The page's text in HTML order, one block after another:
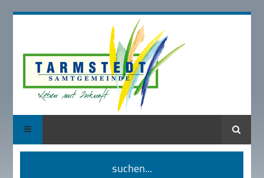
Suche
suchen...